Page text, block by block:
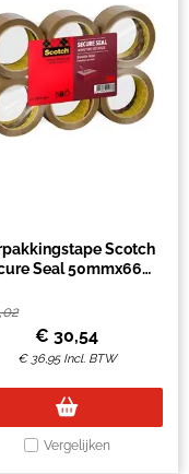
Scotch
Seal 50mmx66m
€ 30,54
€ 36,95 Incl. BTW
Vergelijken